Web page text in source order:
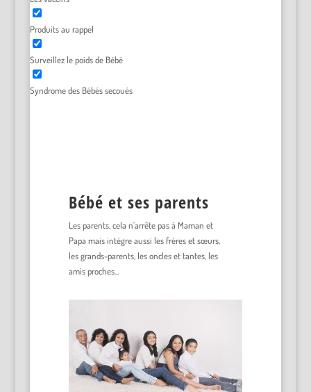
Produits au rappel
Surveillez le poids de Bébé
Syndrome des Bébés secoués
Bébé et ses parents
Les parents, cela n'arrête pas à Maman et
Papa mais intègre aussi les frères et sœurs,
les grands-parents, les oncles et tantes, les
amis proches...